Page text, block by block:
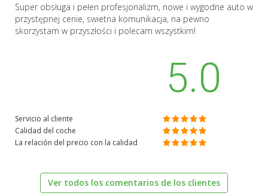
Super obsługa i pełen profesjonalizm, nowe i wygodne auto w
przystępnej cenie, swietna komunikacja, na pewno
skorzystam w przyszłości i polecam wszystkim!
5.0
Servicio al cliente
Calidad del coche
La relación del precio con la calidad
Ver todos los comentarios de los clientes